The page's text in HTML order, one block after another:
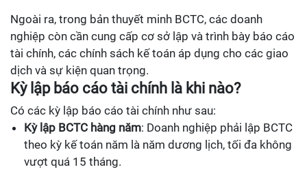
Ngoài ra, trong bản thuyết minh BCTC, các doanh
nghiệp còn cần cung cấp cơ sở lập và trình bày báo cáo
tài chính, các chính sách kế toán áp dụng cho các giao
dịch và sự kiện quan trọng.
Kỳ lập báo cáo tài chính là khi nào?
Có các kỳ lập báo cáo tài chính như sau:
Kỳ lập BCTC hàng năm: Doanh nghiệp phải lập BCTC
theo kỳ kế toán năm là năm dương lịch, tối đa không
vượt quá 15 tháng.